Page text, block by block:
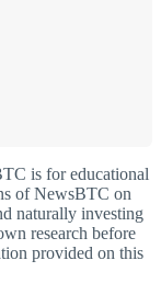
is for educational
of NewsBTC on
naturally investing
research before
provided on this